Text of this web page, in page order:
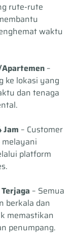
rute-rute
waktu
–
ke lokasi yang
dan tenaga
Jam – Customer
melayani
platform
– Semua
berkala dan
memastikan
penumpang.